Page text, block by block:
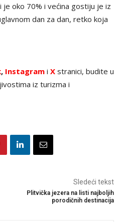
oko 70% i većina gostiju je iz
dan za dan, retko koja
, Instagram i X stranici, budite u
iz turizma i
Sledeći tekst
Plitvička jezera na listi najboljih
porodičnih destinacija